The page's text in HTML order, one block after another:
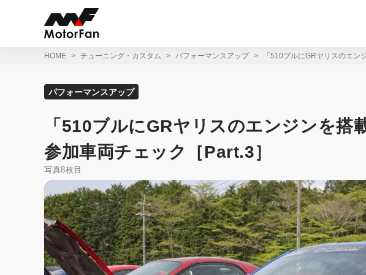
HOME チューニング・カスタム パフォーマンスアップ 「510ブルにGRヤリスのエン
パフォーマンスアップ
「510ブルにGRヤリスのエンジンを搭
参加車両チェック［Part.3］
写真8枚目